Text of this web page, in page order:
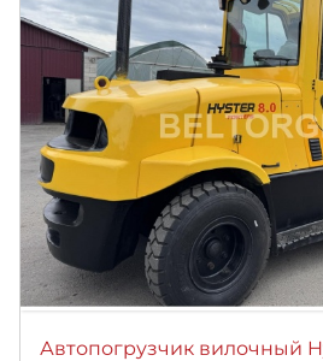
Автопогрузчик вилочный